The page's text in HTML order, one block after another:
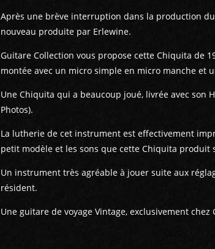
Après une brève interruption dans la production
nouveau produite par Erlewine.
Guitare Collection vous propose cette Chiquita de
montée avec un micro simple en micro manche et
Une Chiquita qui a beaucoup joué, livrée avec son
Photos).
La lutherie de cet instrument est effectivement
petit modèle et les sons que cette Chiquita produit
Un instrument très agréable à jouer suite aux
résident.
Une guitare de voyage Vintage, exclusivement chez